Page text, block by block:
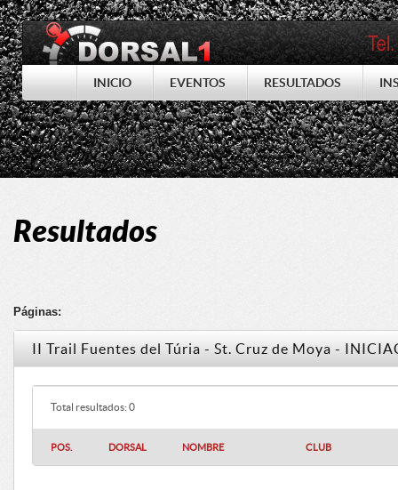
INICIO EVENTOS RESULTADOS
Resultados
Páginas:
II Trail Fuentes del Túria - St. Cruz de Moya -
Total resultados: 0
POS. DORSAL NOMBRE CLUB